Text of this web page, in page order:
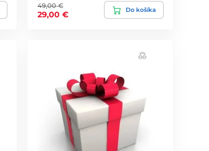
49,00 €
29,00 €
Do košíka